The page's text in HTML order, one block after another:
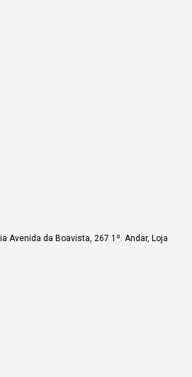
Avenida da Boavista, 267 1º. Andar, Loja